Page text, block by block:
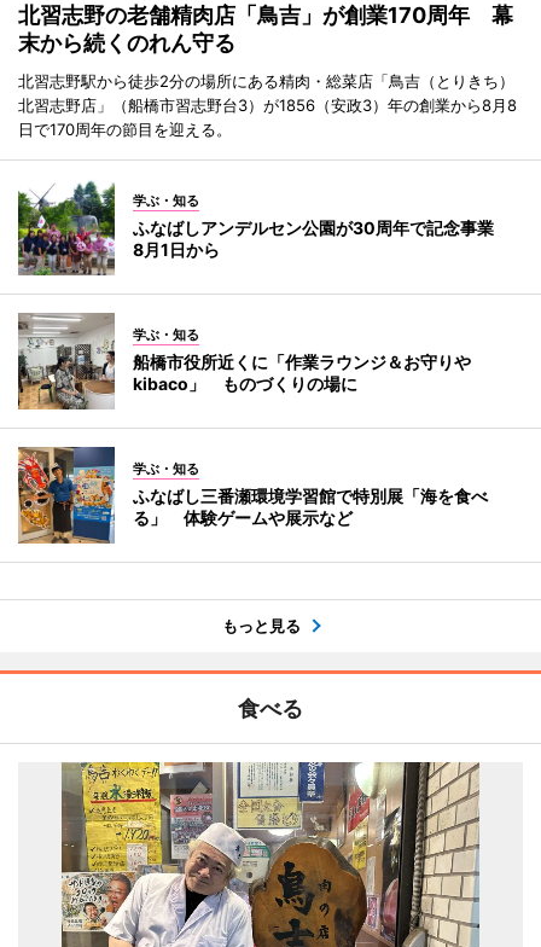
北習志野の老舗精肉店「鳥吉」が創業170周年 幕
末から続くのれん守る
北習志野駅から徒歩2分の場所にある精肉・総菜店「鳥吉（とりきち）
北習志野店」（船橋市習志野台3）が1856（安政3）年の創業から8月8
日で170周年の節目を迎える。
学ぶ・知る
ふなばしアンデルセン公園が30周年で記念事業
8月1日から
学ぶ・知る
船橋市役所近くに「作業ラウンジ＆お守りや
kibaco」 ものづくりの場に
学ぶ・知る
ふなばし三番瀬環境学習館で特別展「海を食べ
る」 体験ゲームや展示など
もっと見る
食べる